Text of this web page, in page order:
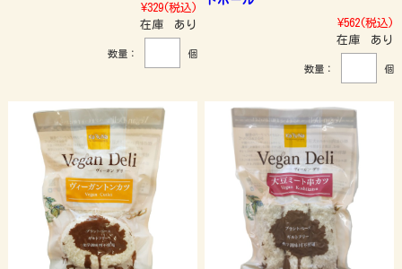
¥329(税込)
在庫 あり
数量： 個
¥562(税込)
在庫 あり
数量： 個